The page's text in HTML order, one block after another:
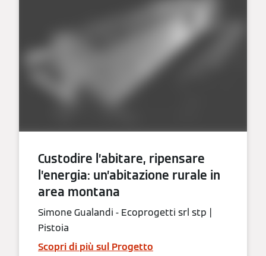
Custodire l’abitare, ripensare
l’energia: un’abitazione rurale in
area montana
Simone Gualandi - Ecoprogetti srl stp |
Pistoia
Scopri di più sul Progetto